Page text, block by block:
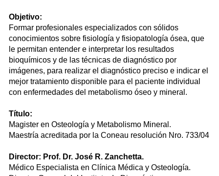
Objetivo:
Formar profesionales especializados con sólidos
conocimientos sobre fisiología y fisiopatología ósea, que
le permitan entender e interpretar los resultados
bioquímicos y de las técnicas de diagnóstico por
imágenes, para realizar el diagnóstico preciso e indicar el
mejor tratamiento disponible para el paciente individual
con enfermedades del metabolismo óseo y mineral.
Título:
Magister en Osteología y Metabolismo Mineral.
Maestría acreditada por la Coneau resolución Nro. 733/04
Director: Prof. Dr. José R. Zanchetta.
Médico Especialista en Clínica Médica y Osteología.